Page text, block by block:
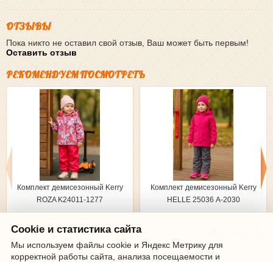
ОТЗЫВЫ
Пока никто не оставил свой отзыв, Ваш может быть первым!
Оставить отзыв
РЕКОМЕНДУЕМ ПОСМОТРЕТЬ
Комплект демисезонный Kerry
ROZA K24011-1277
17800руб.
Комплект демисезонный Kerry
HELLE 25036 А-2030
Cookie и статистика сайта
Мы используем файлы cookie и Яндекс Метрику для
корректной работы сайта, анализа посещаемости и